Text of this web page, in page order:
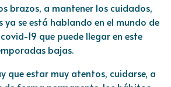
brazos, a mantener los cuidados,
ya se está hablando en el mundo de
19 que puede llegar en este
bajas.
que estar muy atentos, cuidarse, a